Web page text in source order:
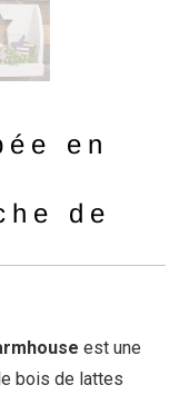
en
de
est une
bois de lattes